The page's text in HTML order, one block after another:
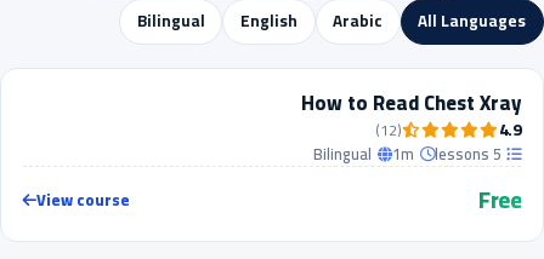
All Languages
Arabic
English
Bilingual
BESTSELLER
FREE
BEGINNER
How to Read Chest Xray
4.9
(12)
5 lessons
1m
Bilingual
Free
View course
ALL LEVELS